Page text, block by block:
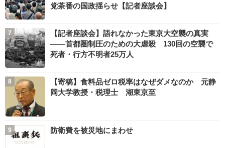
党茶番の国政揺らせ【記者座談会】
【記者座談会】語れなかった東京大空襲の真実
――首都圏制圧のための大虐殺 130回の空襲で
死者・行方不明者25万人
【寄稿】食料品ゼロ税率はなぜダメなのか 元静
岡大学教授・税理士 湖東京至
防衛費を被災地にまわせ